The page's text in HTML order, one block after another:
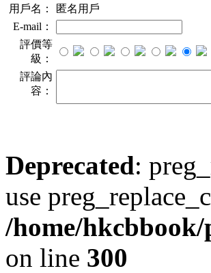
用戶名：
匿名用戶
E-mail：
評價等
級：
評論內
容：
Deprecated:
use
/home/
on line 300